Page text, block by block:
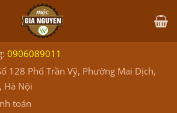
0906089011
128 Phố Trần Vỹ, Phường Mai Dịch,
Hà Nội
toán